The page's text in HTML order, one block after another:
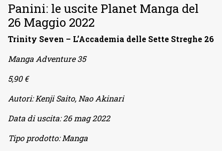
Panini: le uscite Planet Manga del
26 Maggio 2022
Trinity Seven – L’Accademia delle Sette Streghe 26
Manga Adventure 35
5,90 €
Autori: Kenji Saito, Nao Akinari
Data di uscita: 26 mag 2022
Tipo prodotto: Manga